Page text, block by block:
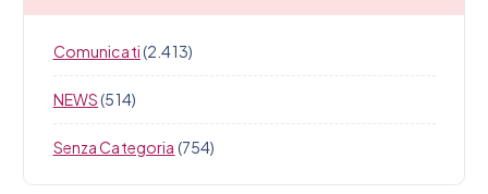
Comunicati(2.413)
NEWS(514)
Senza Categoria (754)